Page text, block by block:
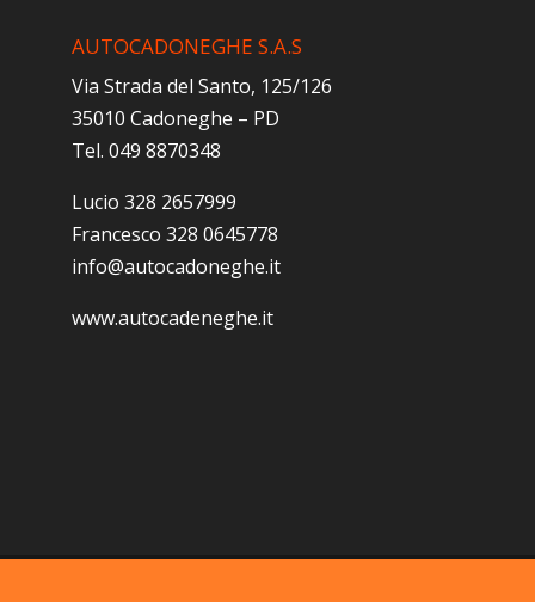
AUTOCADONEGHE S.A.S
Via Strada del Santo, 125/126
35010 Cadoneghe – PD
Tel. 049 8870348
Lucio 328 2657999
Francesco 328 0645778
info@autocadoneghe.it
www.autocadeneghe.it